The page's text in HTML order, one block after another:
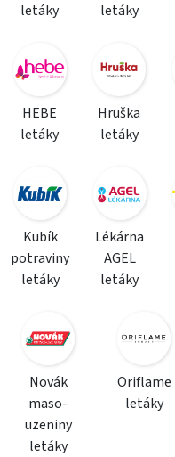
letáky
letáky
HEBE
letáky
Hruška
letáky
Kubík
potraviny
letáky
Lékárna
AGEL
letáky
Novák
maso-
uzeniny
letáky
Oriflame
letáky